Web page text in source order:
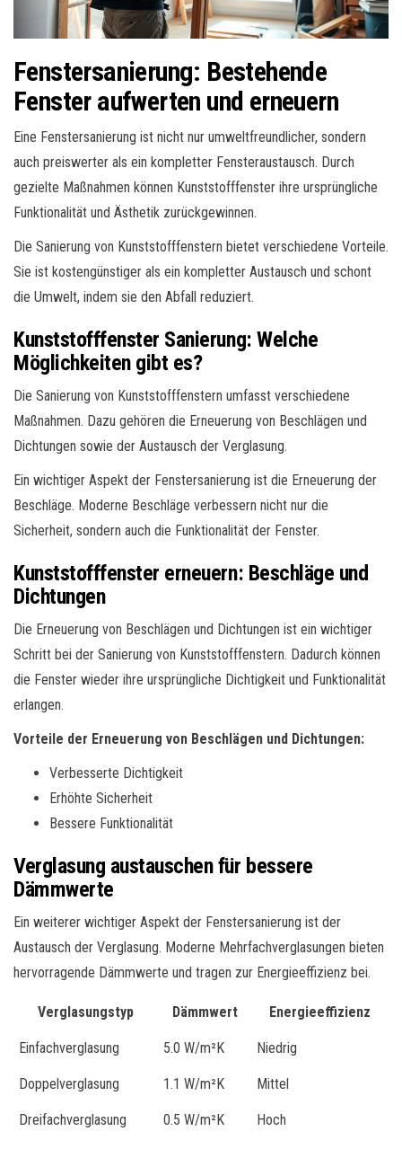
Fenstersanierung: Bestehende
Fenster aufwerten und erneuern
Eine Fenstersanierung ist nicht nur umweltfreundlicher, sondern
auch preiswerter als ein kompletter Fensteraustausch. Durch
gezielte Maßnahmen können Kunststofffenster ihre ursprüngliche
Funktionalität und Ästhetik zurückgewinnen.
Die Sanierung von Kunststofffenstern bietet verschiedene Vorteile.
Sie ist kostengünstiger als ein kompletter Austausch und schont
die Umwelt, indem sie den Abfall reduziert.
Kunststofffenster Sanierung: Welche
Möglichkeiten gibt es?
Die Sanierung von Kunststofffenstern umfasst verschiedene
Maßnahmen. Dazu gehören die Erneuerung von Beschlägen und
Dichtungen sowie der Austausch der Verglasung.
Ein wichtiger Aspekt der Fenstersanierung ist die Erneuerung der
Beschläge. Moderne Beschläge verbessern nicht nur die
Sicherheit, sondern auch die Funktionalität der Fenster.
Kunststofffenster erneuern: Beschläge und
Dichtungen
Die Erneuerung von Beschlägen und Dichtungen ist ein wichtiger
Schritt bei der Sanierung von Kunststofffenstern. Dadurch können
die Fenster wieder ihre ursprüngliche Dichtigkeit und Funktionalität
erlangen.
Vorteile der Erneuerung von Beschlägen und Dichtungen:
Verbesserte Dichtigkeit
Erhöhte Sicherheit
Bessere Funktionalität
Verglasung austauschen für bessere
Dämmwerte
Ein weiterer wichtiger Aspekt der Fenstersanierung ist der
Austausch der Verglasung. Moderne Mehrfachverglasungen bieten
hervorragende Dämmwerte und tragen zur Energieeffizienz bei.
Verglasungstyp Dämmwert Energieeffizienz
Einfachverglasung 5.0 W/m²K Niedrig
Doppelverglasung 1.1 W/m²K Mittel
Dreifachverglasung 0.5 W/m²K Hoch